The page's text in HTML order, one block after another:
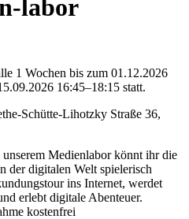
labor
1 Wochen bis zum 01.12.2026
16:45–18:15 statt.
Schütte-Lihotzky Straße 36,
Medienlabor könnt ihr die
der digitalen Welt spielerisch
ins Internet, werdet
erlebt digitale Abenteuer.
kostenfrei